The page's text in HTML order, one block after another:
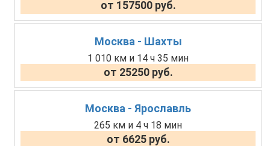
от 157500 руб.
Москва - Шахты
1 010 км и 14 ч 35 мин
от 25250 руб.
Москва - Ярославль
265 км и 4 ч 18 мин
от 6625 руб.